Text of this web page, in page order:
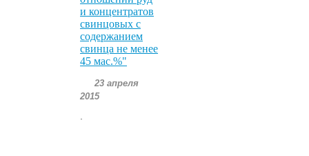
и концентратов
свинцовых с
содержанием
свинца не менее
45 мас.%"
23 апреля
2015
.